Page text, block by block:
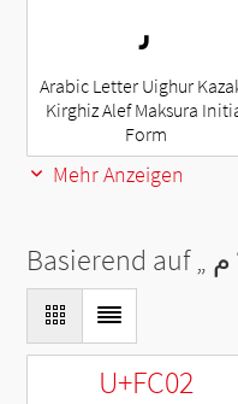
ﯨ
Arabic Letter Uighur
Kirghiz Alef Maksura
Form
Mehr Anzeigen
Basierend auf „ م
U+FC02